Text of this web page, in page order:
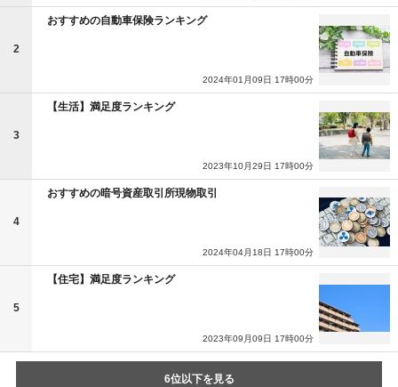
2
おすすめの自動車保険ランキング
2024年01月09日 17時00分
3
【生活】満足度ランキング
2023年10月29日 17時00分
4
おすすめの暗号資産取引所現物取引
2024年04月18日 17時00分
5
【住宅】満足度ランキング
2023年09月09日 17時00分
6位以下を見る